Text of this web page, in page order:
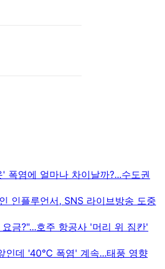
폭염에 얼마나 차이날까?...수도권
인플루언서, SNS 라이브방송 도중
금?"...호주 항공사 '머리 위 짐칸'
인데 '40℃ 폭염' 계속...태풍 영향